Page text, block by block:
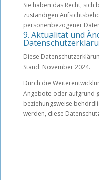
Sie haben das Recht,
zuständigen
personenbezogener
9. Aktualität und
Diese
Stand: November 2024.
Durch die
Angebote oder aufgrund
beziehungsweise
werden, diese